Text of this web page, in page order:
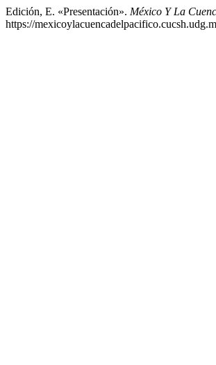
Edición, E. «Presentación». México Y La
https://